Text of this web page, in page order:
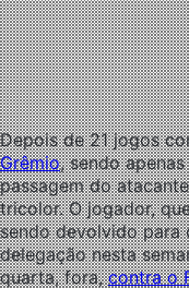
Depois de 21 jogos
Grêmio, sendo
passagem do
tricolor. O jogador,
sendo devolvido para
delegação nesta
quarta, fora,contra o